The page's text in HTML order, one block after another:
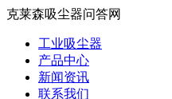
克莱森吸尘器问答网
工业吸尘器
产品中心
新闻资讯
联系我们